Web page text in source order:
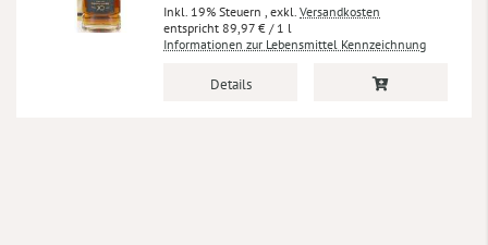
Inkl. 19% Steuern , exkl. Versandkosten
89,97 € / 1 l
Informationen zur Lebensmittel Kennzeichnung
Details